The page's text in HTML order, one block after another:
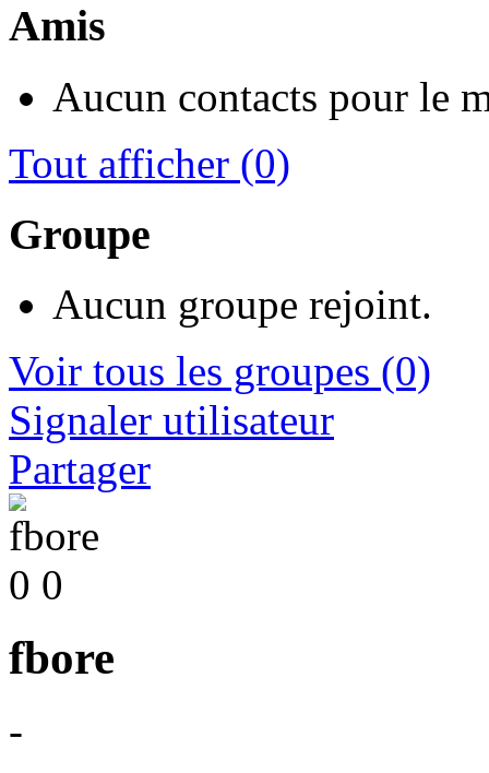
Amis
Aucun contacts pour le
Tout afficher (0)
Groupe
Aucun groupe rejoint.
Voir tous les groupes (0)
Signaler utilisateur
Partager
0 0
fbore
-